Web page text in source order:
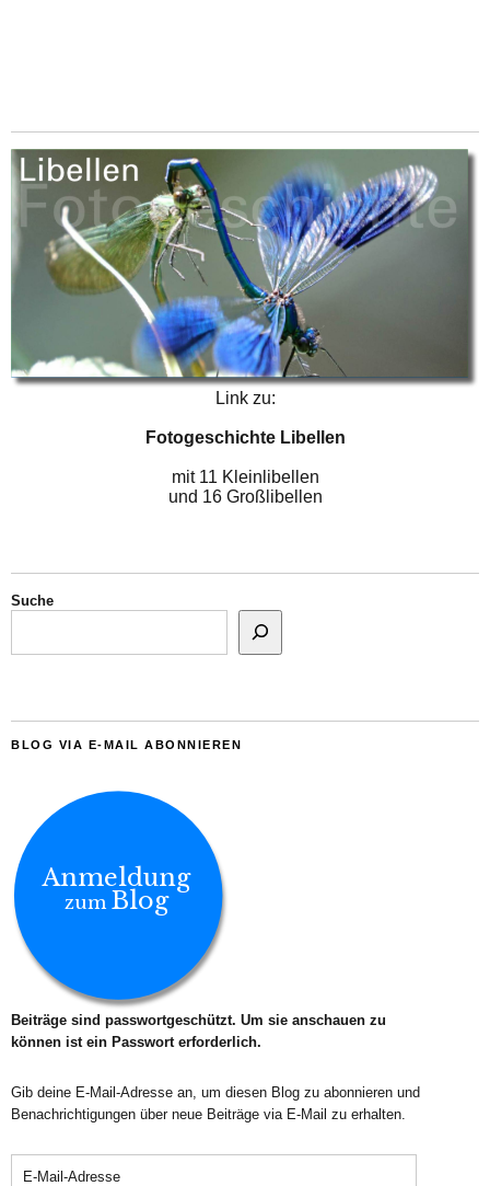
Link zu:
Fotogeschichte Libellen
mit 11 Kleinlibellen
und 16 Großlibellen
Suche
BLOG VIA E-MAIL ABONNIEREN
Anmeldung
zum Blog
Beiträge sind passwortgeschützt. Um sie anschauen zu
können ist ein Passwort erforderlich.
Gib deine E-Mail-Adresse an, um diesen Blog zu abonnieren und
Benachrichtigungen über neue Beiträge via E-Mail zu erhalten.